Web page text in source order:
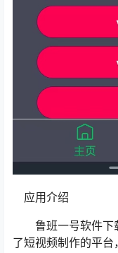
应用介绍
鲁班一号软件下
了短视频制作的平